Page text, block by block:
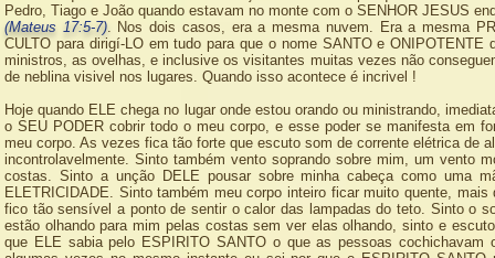
Pedro, Tiago e João quando estavam no monte com o SENHOR JESUS
(Mateus 17:5-7). Nos dois casos, era a mesma nuvem. Era a mesma
CULTO para dirigí-LO em tudo para que o nome SANTO e
ministros, as ovelhas, e inclusive os visitantes muitas vezes não
de neblina visivel nos lugares. Quando isso acontece é incrivel !
Hoje quando ELE chega no lugar onde estou orando ou ministrando,
o SEU PODER cobrir todo o meu corpo, e esse poder se manifesta em
meu corpo. As vezes fica tão forte que escuto som de corrente elétrica de
incontrolavelmente. Sinto também vento soprando sobre mim, um vento
costas. Sinto a unção DELE pousar sobre minha cabeça como uma
ELETRICIDADE. Sinto também meu corpo inteiro ficar muito quente,
fico tão sensível a ponto de sentir o calor das lampadas do teto. Sinto o
estão olhando para mim pelas costas sem ver elas olhando, sinto e
que ELE sabia pelo ESPIRITO SANTO o que as pessoas